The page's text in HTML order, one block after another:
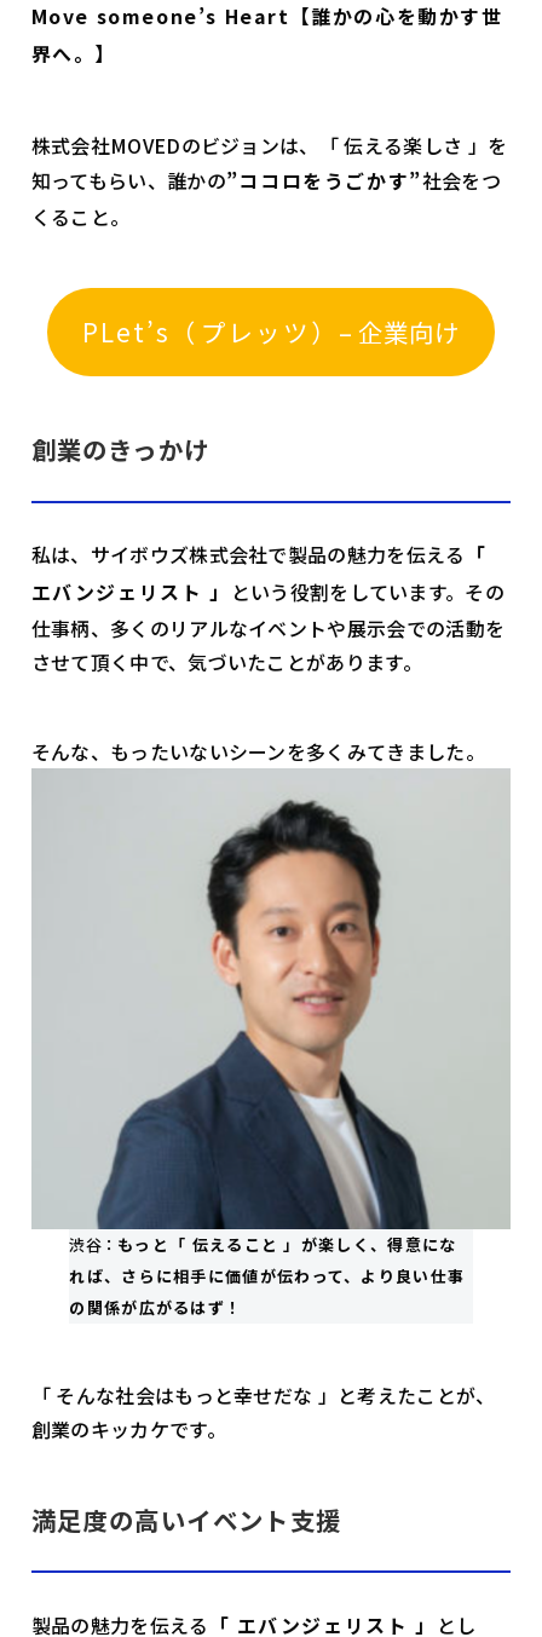
Move someone’s Heart【誰かの心を動かす世
界へ。】
株式会社MOVEDのビジョンは、「 伝える楽しさ 」を
知ってもらい、誰かの”ココロをうごかす”社会をつ
くること。
PLet’s（プレッツ） – 企業向け
創業のきっかけ
私は、サイボウズ株式会社で製品の魅力を伝える 「
エバンジェリスト 」
という役割をしています。その
仕事柄、多くのリアルなイベントや展示会での活動を
させて頂く中で、気づいたことがあります。
そんな、もったいないシーンを多くみてきました。
渋谷： もっと「 伝えること 」が楽しく、得意にな
れば、さらに相手に価値が伝わって、より良い仕事
の関係が広がるはず！
「 そんな社会はもっと幸せだな 」と考えたことが、
創業のキッカケです。
満足度の高いイベント支援
製品の魅力を伝える 「 エバンジェリスト 」 とし